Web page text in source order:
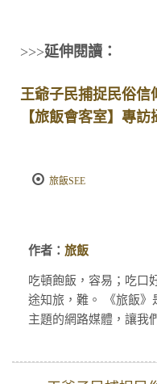
>>>延伸閱讀：
王爺子民捕捉民俗信
【旅飯會客室】專
旅飯SEE
作者： 旅飯
吃頓飽飯，容易；吃口
途知旅，難。 《旅飯》
主題的網路媒體，讓我